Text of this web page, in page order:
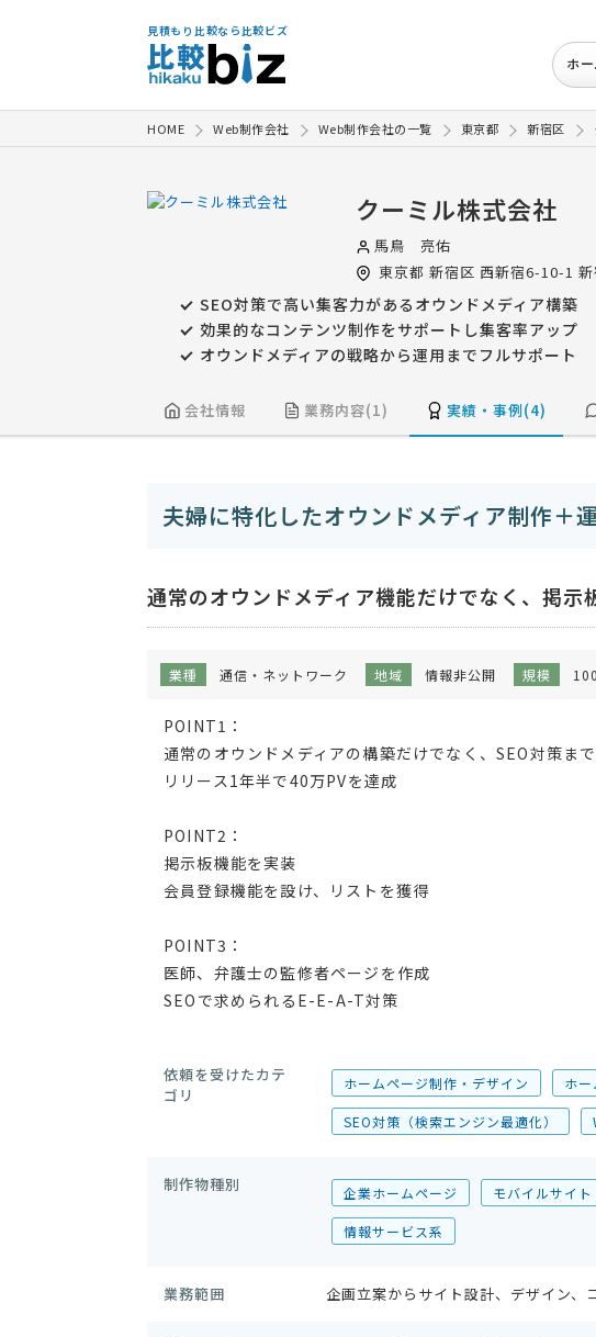
見積もり比較なら比較ビズ
ホ
HOME Web制作会社 Web制作会社の一覧 東京都 新宿区
クーミル株式会社
馬鳥 亮佑
東京都 新宿区 西新宿6-10-1
SEO対策で高い集客力があるオウンドメディア構築
効果的なコンテンツ制作をサポートし集客率アップ
オウンドメディアの戦略から運用までフルサポート
会社情報
業務内容(1) 実績・事例(4)
夫婦に特化したオウンドメディア制作＋
通常のオウンドメディア機能だけでなく、掲示
業種 通信・ネットワーク 地域 情報非公開 規模
POINT1：
通常のオウンドメディアの構築だけでなく、SEO対策ま
リリース1年半で40万PVを達成
POINT2：
掲示板機能を実装
会員登録機能を設け、リストを獲得
POINT3：
医師、弁護士の監修者ページを作成
SEOで求められるE-E-A-T対策
依頼を受けたカテ
ゴリ
ホームページ制作・デザイン ホ
SEO対策（検索エンジン最適化）
制作物種別 企業ホームページ モバイルサイト
情報サービス系
業務範囲 企画立案からサイト設計、デザイン、